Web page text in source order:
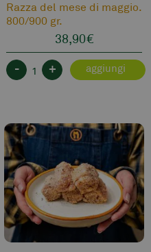
Razza del mese di maggio.
800/900 gr.
38,90€
- + aggiungi